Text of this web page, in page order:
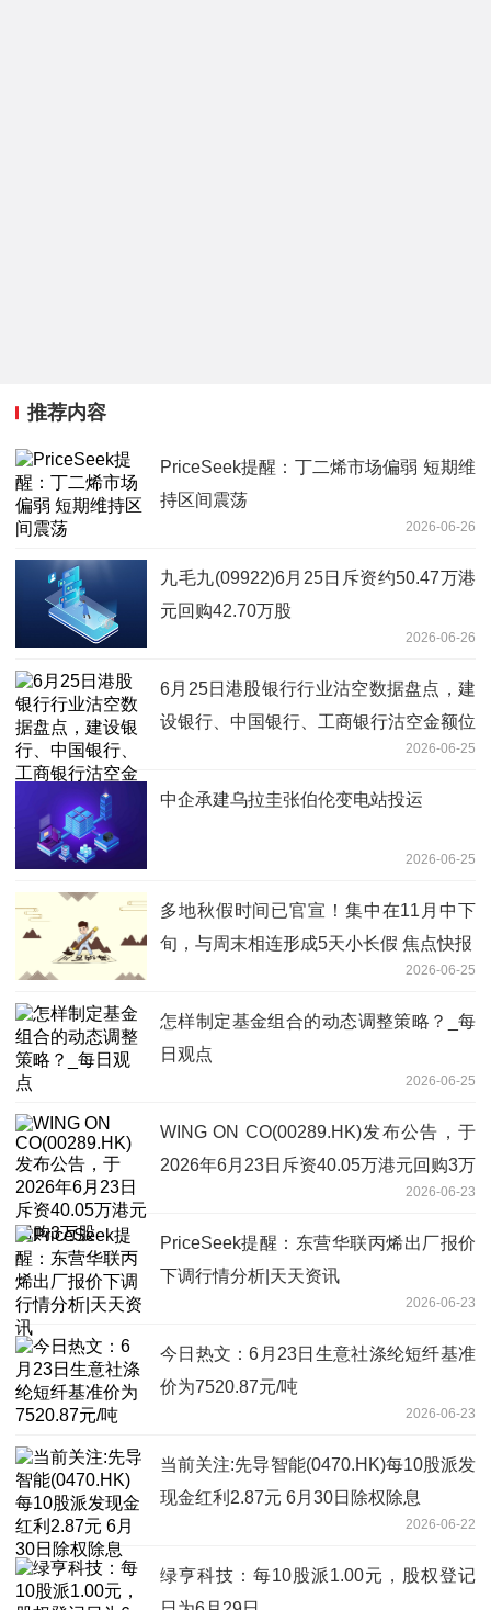
推荐内容
PriceSeek提醒：丁二烯市场偏弱 短期维
持区间震荡
2026-06-26
九毛九(09922)6月25日斥资约50.47万港
元回购42.70万股
2026-06-26
6月25日港股银行行业沽空数据盘点，建
设银行、中国银行、工商银行沽空金额位
2026-06-25
中企承建乌拉圭张伯伦变电站投运
2026-06-25
多地秋假时间已官宣！集中在11月中下
旬，与周末相连形成5天小长假 焦点快报
2026-06-25
怎样制定基金组合的动态调整策略？_每
日观点
2026-06-25
WING ON CO(00289.HK)发布公告，于
2026年6月23日斥资40.05万港元回购3万
2026-06-23
PriceSeek提醒：东营华联丙烯出厂报价
下调行情分析|天天资讯
2026-06-23
今日热文：6月23日生意社涤纶短纤基准
价为7520.87元/吨
2026-06-23
当前关注:先导智能(0470.HK)每10股派发
现金红利2.87元 6月30日除权除息
2026-06-22
绿亨科技：每10股派1.00元，股权登记